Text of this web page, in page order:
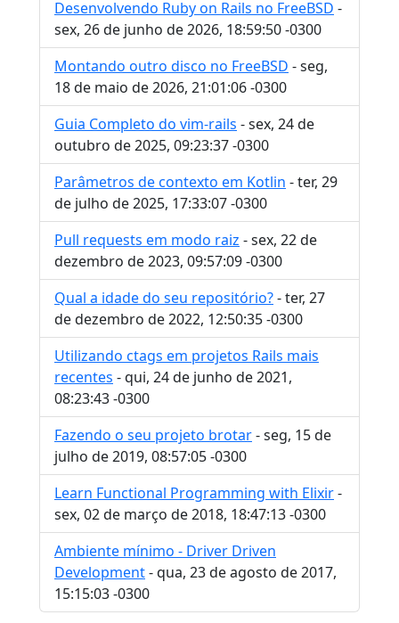
Desenvolvendo Ruby on Rails no FreeBSD -
sex, 26 de junho de 2026, 18:59:50 -0300
Montando outro disco no FreeBSD - seg,
18 de maio de 2026, 21:01:06 -0300
Guia Completo do vim-rails - sex, 24 de
outubro de 2025, 09:23:37 -0300
Parâmetros de contexto em Kotlin - ter, 29
de julho de 2025, 17:33:07 -0300
Pull requests em modo raiz - sex, 22 de
dezembro de 2023, 09:57:09 -0300
Qual a idade do seu repositório?- ter, 27
de dezembro de 2022, 12:50:35 -0300
Utilizando ctags em projetos Rails mais
recentes - qui, 24 de junho de 2021,
08:23:43 -0300
Fazendo o seu projeto brotar- seg, 15 de
julho de 2019, 08:57:05 -0300
Learn Functional Programming with Elixir-
sex, 02 de março de 2018, 18:47:13 -0300
Ambiente mínimo - Driver Driven
Development- qua, 23 de agosto de 2017,
15:15:03 -0300